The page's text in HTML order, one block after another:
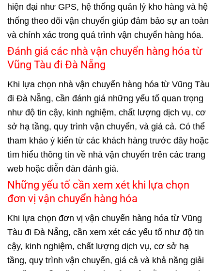
hiện đại như GPS, hệ thống quản lý kho hàng và hệ
thống theo dõi vận chuyển giúp đảm bảo sự an toàn
và chính xác trong quá trình vận chuyển hàng hóa.
Đánh giá các nhà vận chuyển hàng hóa từ
Vũng Tàu đi Đà Nẵng
Khi lựa chọn nhà vận chuyển hàng hóa từ Vũng Tàu
đi Đà Nẵng, cần đánh giá những yếu tố quan trọng
như độ tin cậy, kinh nghiệm, chất lượng dịch vụ, cơ
sở hạ tầng, quy trình vận chuyển, và giá cả. Có thể
tham khảo ý kiến từ các khách hàng trước đây hoặc
tìm hiểu thông tin về nhà vận chuyển trên các trang
web hoặc diễn đàn đánh giá.
Những yếu tố cần xem xét khi lựa chọn
đơn vị vận chuyển hàng hóa
Khi lựa chọn đơn vị vận chuyển hàng hóa từ Vũng
Tàu đi Đà Nẵng, cần xem xét các yếu tố như độ tin
cậy, kinh nghiệm, chất lượng dịch vụ, cơ sở hạ
tầng, quy trình vận chuyển, giá cả và khả năng giải